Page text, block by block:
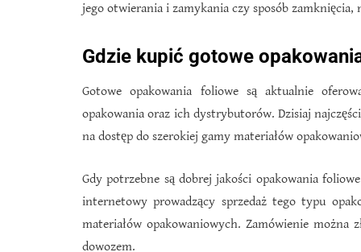
jego otwierania i zamykania czy sposób zamknięcia,
Gdzie kupić gotowe
Gotowe opakowania foliowe są aktualnie
opakowania oraz ich dystrybutorów. Dzisiaj
na dostęp do szerokiej gamy materiałów
Gdy potrzebne są dobrej jakości opakowania
internetowy prowadzący sprzedaż tego typu
materiałów opakowaniowych. Zamówienie
dowozem.